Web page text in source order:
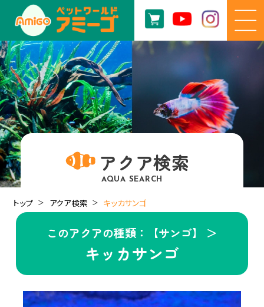
アクア検索
AQUA SEARCH
トップ アクア検索 キッカサンゴ
このアクアの種類：【サンゴ】 ＞
キッカサンゴ